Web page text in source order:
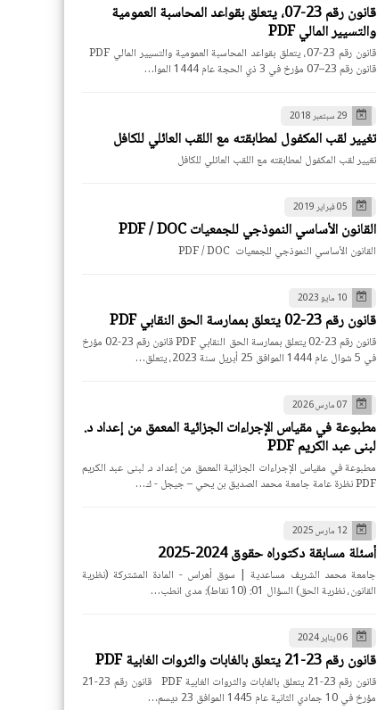
قانون رقم 23-07، يتعلق بقواعد المحاسبة العمومية
والتسيير المالي PDF
قانون رقم 23–07 مؤرخ في 3 ذي الحجة عام 1444 الموا…
29 سبتمبر 2018
تغيير لقب المكفول لمطابقته مع اللقب العائلي للكافل
تغيير لقب المكفول لمطابقته مع اللقب العائلي للكافل
05 فبراير 2019
القانون الأساسي النموذجي للجمعيات PDF / DOC
القانون الأساسي النموذجي للجمعيات PDF / DOC
10 مايو 2023
قانون رقم 23-02 يتعلق بممارسة الحق النقابي PDF
قانون رقم 23-02 يتعلق بممارسة الحق النقابي PDF قانون رقم 23-02 مؤرخ
في 5 شوال عام 1444 الموافق 25 أبريل سنة 2023، يتعلق…
07 مارس 2026
مطبوعة في مقياس الإجراءات الجزائية المعمق من إعداد د.
لبنى عبد الكريم PDF
مطبوعة في مقياس الإجراءات الجزائية المعمق من إعداد د. لبنى عبد الكريم
PDF نظرة عامة جامعة محمد الصديق بن يحي – جيجل - ك…
12 مارس 2025
أسئلة مسابقة دكتوراه حقوق 2024-2025
جامعة محمد الشريف مساعدية | سوق أهراس - المادة المشتركة (نظرية
القانون، نظرية الحق) السؤال 01: (10 نقاط): مدى انطب…
06 يناير 2024
قانون رقم 23-21 يتعلق بالغابات والثروات الغابية PDF
قانون رقم 23-21 يتعلق بالغابات والثروات الغابية PDF قانون رقم 23-21
مؤرخ في 10 جمادي الثانية عام 1445 الموافق 23 ديسم…